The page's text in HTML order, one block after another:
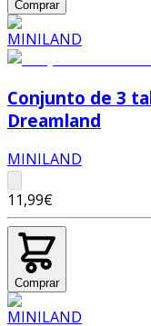
Comprar
Conjunto de 3
Dreamland
MINILAND
11,99€
Comprar